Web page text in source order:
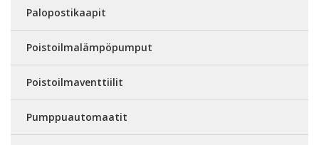
Palopostikaapit
Poistoilmalämpöpumput
Poistoilmaventtiilit
Pumppuautomaatit